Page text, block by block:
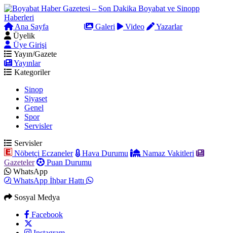
Ana Sayfa Galeri Video
Yazarlar
Üyelik
Üye Girişi
Yayın/Gazete
Yayınlar
Kategoriler
Sinop
Siyaset
Genel
Spor
Servisler
Servisler
Nöbetçi Eczaneler
Hava Durumu
Namaz Vakitleri
Gazeteler
Puan Durumu
WhatsApp
WhatsApp İhbar Hattı
Sosyal Medya
Facebook